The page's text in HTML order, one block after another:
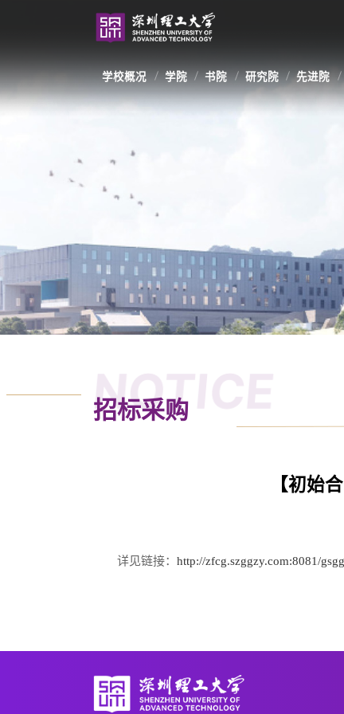
学校概况 学院 书院 研究院 先进院
NOTICE
招标采购
【初始
详见链接： http://zfcg.szggzy.com:8081/